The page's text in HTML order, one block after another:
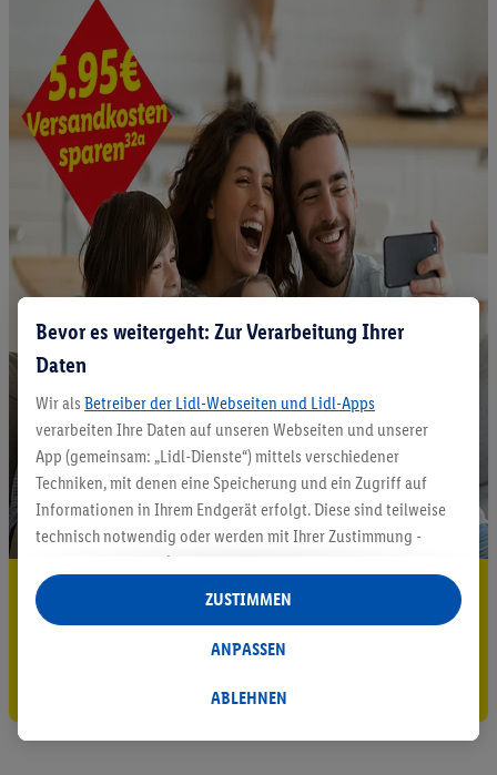
5.95 € Versand sparen³²ᵃ
Jetzt zum Newsletter anmelden
Bevor es weitergeht: Zur Verarbeitung Ihrer
Daten
Wir als Betreiber der Lidl-Webseiten und Lidl-Apps
verarbeiten Ihre Daten auf unseren Webseiten und unserer
App (gemeinsam: „Lidl-Dienste“) mittels verschiedener
Techniken, mit denen eine Speicherung und ein Zugriff auf
Informationen in Ihrem Endgerät erfolgt. Diese sind teilweise
technisch notwendig oder werden mit Ihrer Zustimmung -
auch durch Partner (u.a.
Verantwortliche; im Zusammenhang mit dem IAB TCF
insgesamt
Statistik-Erstellung oder für personalisierte Werbung
Datenverarbeitungen für personalisierte Werbung werden
ABLEHNEN
ANPASSEN
ZUSTIMMEN